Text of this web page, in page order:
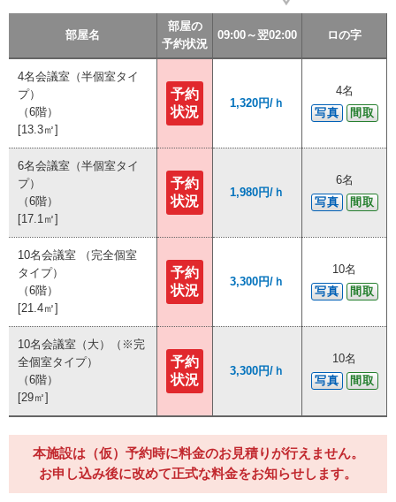
部屋名
部屋の
予約状況
09:00～翌02:00 ロの字
部屋名
部屋の
予約状況
09:00～翌02:00 ロの字
部屋名
部屋の
予約状況
09:00～翌02:00 ロの字
4名会議室（半個室タイ
プ）
（6階）
[13.3㎡]
予約
状況
1,320円/ｈ
4名
写真
間取
6名会議室（半個室タイ
プ）
（6階）
[17.1㎡]
予約
状況
1,980円/ｈ
6名
写真
間取
10名会議室 （完全個室
タイプ）
（6階）
[21.4㎡]
予約
状況
3,300円/ｈ
10名
写真
間取
10名会議室（大）（※完
全個室タイプ）
（6階）
[29㎡]
予約
状況
3,300円/ｈ
10名
写真
間取
部屋名
部屋の
予約状況
09:00～翌02:00 ロの字
4名会議室（半個室タイ
プ）
（6階）
[13.3㎡]
予約
状況
1,320円/ｈ
4名
写真
間取
6名会議室（半個室タイ
プ）
（6階）
[17.1㎡]
予約
状況
1,980円/ｈ
6名
写真
間取
10名会議室 （完全個室
タイプ）
（6階）
[21.4㎡]
予約
状況
3,300円/ｈ
10名
写真
間取
10名会議室（大）（※完
全個室タイプ）
（6階）
[29㎡]
予約
状況
3,300円/ｈ
10名
写真
間取
本施設は（仮）予約時に料金のお見積りが行えません。
お申し込み後に改めて正式な料金をお知らせします。